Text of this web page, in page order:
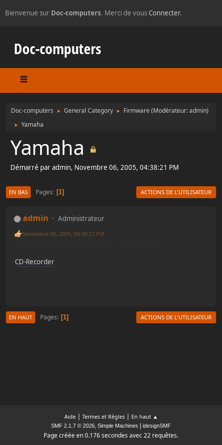
Bienvenue sur Doc-computers. Merci de vousConnecter.
Doc-computers
Doc-computers ► General Category ► Firmware (Modérateur:admin)
► Yamaha
Yamaha
Démarré par admin, Novembre 06, 2005, 04:38:21 PM
EN BAS Pages 1 ACTIONS DE L'UTILISATEUR
admin Administrateur
Novembre 06, 2005, 04:38:21 PM
CD-Recorder
EN HAUT Pages 1 ACTIONS DE L'UTILISATEUR
Aide| Termes et Règles| En haut ▲
SMF 2.1.7 © 2026, Simple Machines idesignSMF
Page créée en 0.176 secondes avec 22 requêtes.